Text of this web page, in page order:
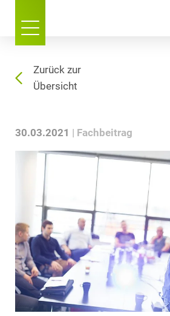
Zurück zur
Übersicht
30.03.2021 Fachbeitrag